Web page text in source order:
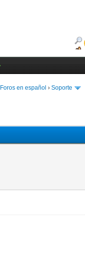
Foros en español › Soporte